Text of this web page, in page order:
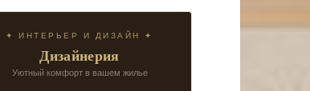
✦ ИНТЕРЬЕР И ДИЗАЙН ✦
Дизайнерия
Уютный комфорт в вашем жилье